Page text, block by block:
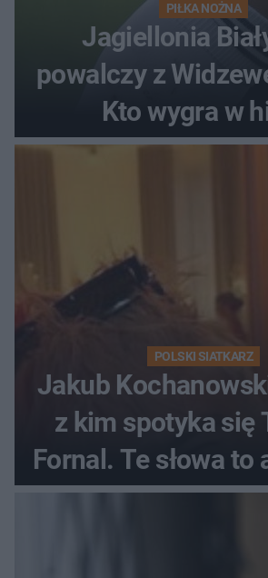
PIŁKA NOŻNA
Jagiellonia
powalczy z
Kto wygra w
POLSKI SIATKARZ
Jakub
z kim spotyka się
Fornal. Te słowa to
hit